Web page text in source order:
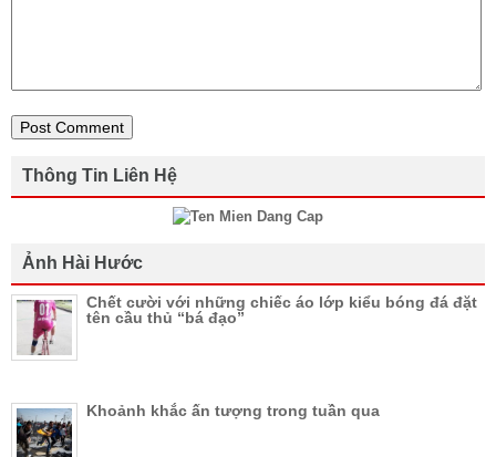
Thông Tin Liên Hệ
Ảnh Hài Hước
Chết cười với những chiếc áo lớp kiểu bóng đá đặt
tên cầu thủ “bá đạo”
Khoảnh khắc ấn tượng trong tuần qua